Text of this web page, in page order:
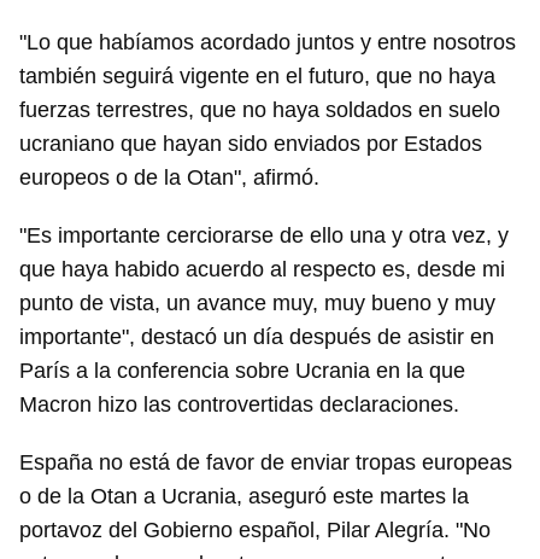
"Lo que habíamos acordado juntos y entre nosotros
también seguirá vigente en el futuro, que no haya
fuerzas terrestres, que no haya soldados en suelo
ucraniano que hayan sido enviados por Estados
europeos o de la Otan", afirmó.
"Es importante cerciorarse de ello una y otra vez, y
que haya habido acuerdo al respecto es, desde mi
punto de vista, un avance muy, muy bueno y muy
importante", destacó un día después de asistir en
París a la conferencia sobre Ucrania en la que
Macron hizo las controvertidas declaraciones.
España no está de favor de enviar tropas europeas
o de la Otan a Ucrania, aseguró este martes la
portavoz del Gobierno español, Pilar Alegría. "No